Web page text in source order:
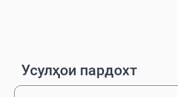
Усулҳои пардохт